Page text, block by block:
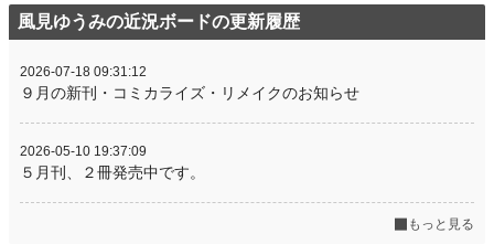
風見ゆうみの近況ボードの更新履歴
2026-07-18 09:31:12
９月の新刊・コミカライズ・リメイクのお知らせ
2026-05-10 19:37:09
５月刊、２冊発売中です。
もっと見る